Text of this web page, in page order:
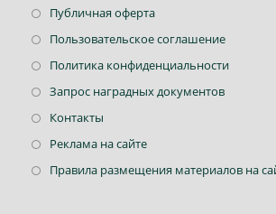
Публичная офертаОткроется
в
Пользовательское соглашение
в
Политика конфиденциальности
Запрос наградных документов
Контакты
в
Реклама на сайтеОткроется
в
Правила размещения материалов на